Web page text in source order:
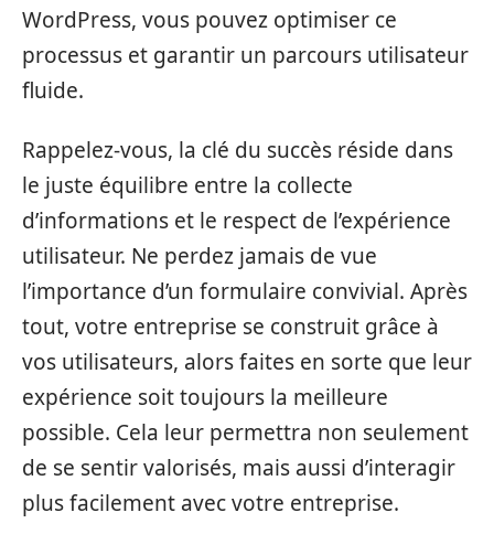
WordPress, vous pouvez optimiser ce
processus et garantir un parcours utilisateur
fluide.
Rappelez-vous, la clé du succès réside dans
le juste équilibre entre la collecte
d’informations et le respect de l’expérience
utilisateur. Ne perdez jamais de vue
l’importance d’un formulaire convivial. Après
tout, votre entreprise se construit grâce à
vos utilisateurs, alors faites en sorte que leur
expérience soit toujours la meilleure
possible. Cela leur permettra non seulement
de se sentir valorisés, mais aussi d’interagir
plus facilement avec votre entreprise.